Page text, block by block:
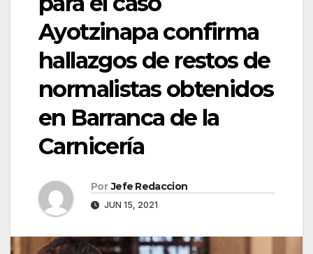
Ayotzinapa confirma
hallazgos de restos de
normalistas obtenidos
en Barranca de la
Carnicería
Por Jefe Redaccion
JUN 15, 2021